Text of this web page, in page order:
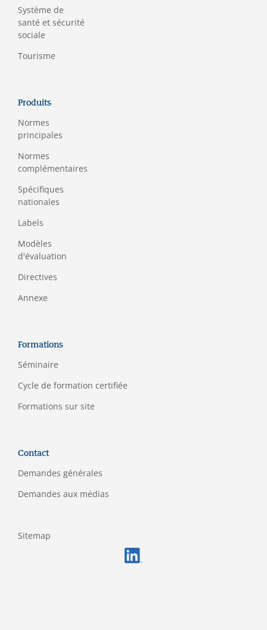
Système de
santé et sécurité
sociale
Tourisme
Produits
Normes
principales
Normes
complémentaires
Spécifiques
nationales
Labels
Modèles
d'évaluation
Directives
Annexe
Formations
Séminaire
Cycle de formation certifiée
Formations sur site
Contact
Demandes générales
Demandes aux médias
Sitemap